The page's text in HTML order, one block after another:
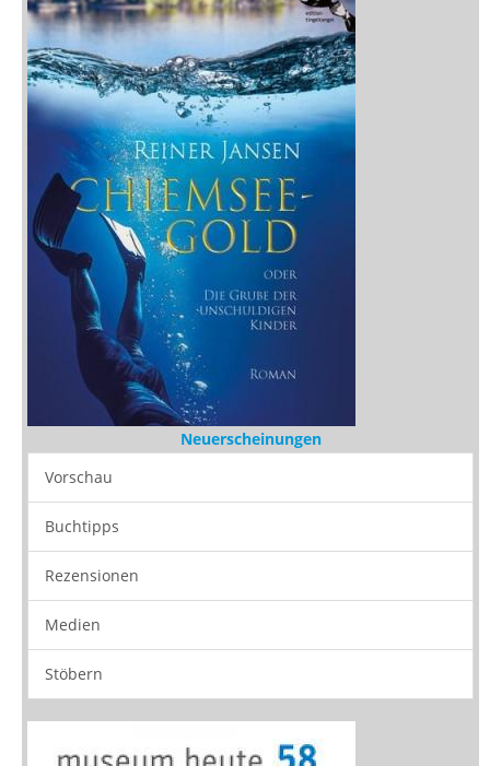
Neuerscheinungen
Vorschau
Buchtipps
Rezensionen
Medien
Stöbern